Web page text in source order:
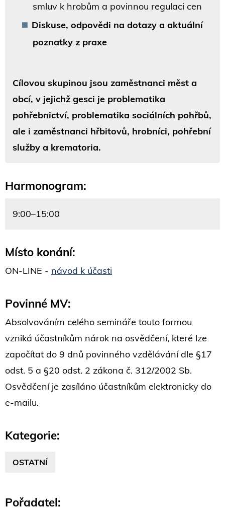
smluv k hrobům a povinnou regulaci cen
Diskuse, odpovědi na dotazy a aktuální
poznatky z praxe
Cílovou skupinou jsou zaměstnanci měst a
obcí, v jejichž gesci je problematika
pohřebnictví, problematika sociálních pohřbů,
ale i zaměstnanci hřbitovů, hrobníci, pohřební
služby a krematoria.
Harmonogram:
9:00–15:00
Místo konání:
ON-LINE - návod k účasti
Povinné MV:
Absolvováním celého semináře touto formou
vzniká účastníkům nárok na osvědčení, které lze
započítat do 9 dnů povinného vzdělávání dle §17
odst. 5 a §20 odst. 2 zákona č. 312/2002 Sb.
Osvědčení je zasíláno účastníkům elektronicky do
e-mailu.
Kategorie:
OSTATNÍ
Pořadatel: